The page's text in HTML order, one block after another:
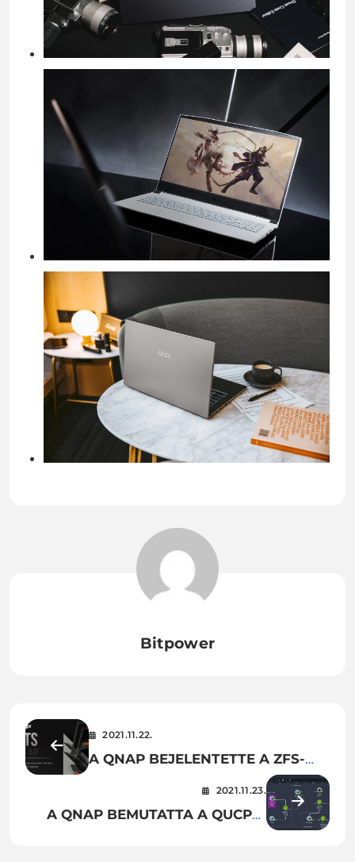
Bitpower
2021.11.22.
A QNAP BEJELENTETTE A ZFS-
OPERÁCIÓS RENDSZER
HIVATALOS MEGJELENÉSÉT
2021.11.23.
A QNAP BEMUTATTA A QUCPE-